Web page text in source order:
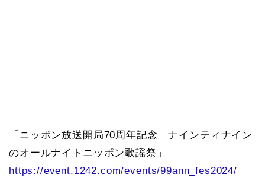
「ニッポン放送開局70周年記念 ナインティナイン
のオールナイトニッポン歌謡祭」
https://event.1242.com/events/99ann_fes2024/